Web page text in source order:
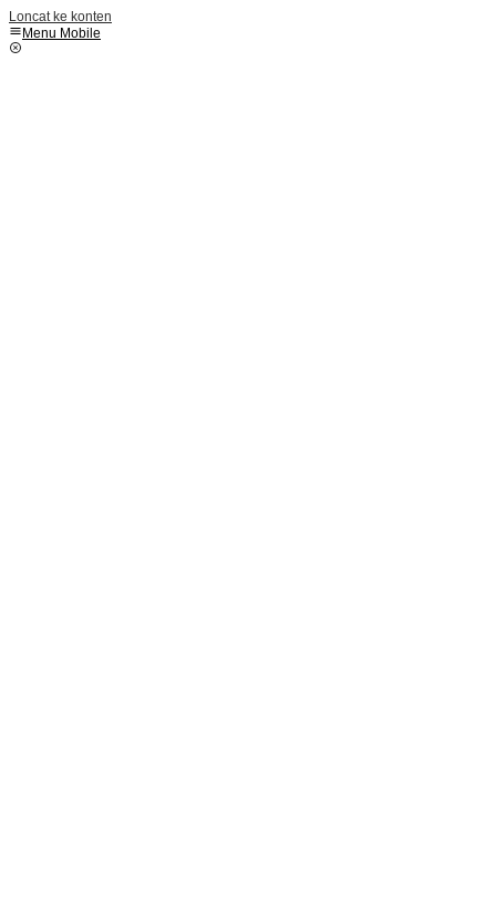
Loncat ke konten
Menu Mobile